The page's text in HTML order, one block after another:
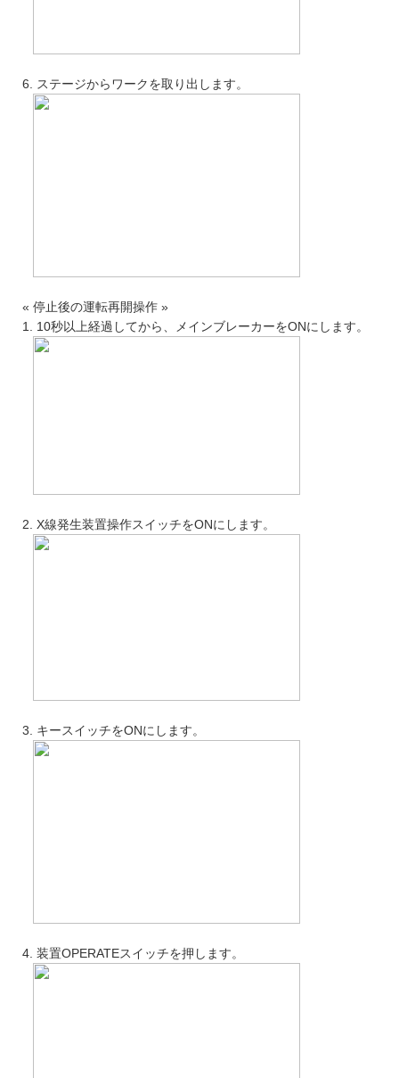
6. ステージからワークを取り出します。
« 停止後の運転再開操作 »
1. 10秒以上経過してから、メインブレーカーをONにします。
2. X線発生装置操作スイッチをONにします。
3. キースイッチをONにします。
4. 装置OPERATEスイッチを押します。